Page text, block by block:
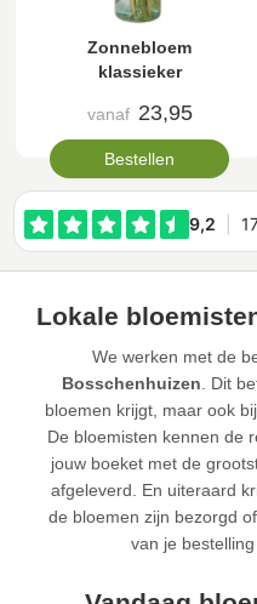
Zonnebloem
klassieker
vanaf 23,95
Bestellen
Lokale
We werken met de
Bosschenhuizen . Dit
bloemen krijgt, maar ook
De bloemisten kennen de
jouw boeket met de
afgeleverd. En uiteraard
de bloemen zijn bezorgd
van je